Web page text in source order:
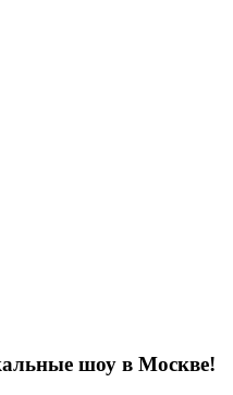
шоу в Москве!